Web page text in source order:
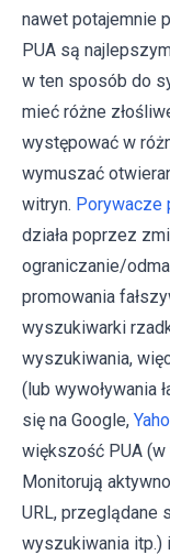
nawet potajemnie
PUA są
w ten sposób do
mieć różne
występować w
wymuszać
witryn. Porywacze
działa poprzez
ograniczanie/
promowania
wyszukiwarki
wyszukiwania,
(lub wywoływania
się na Google,
większość PUA
Monitorują
URL, przeglądane
wyszukiwania itp.)